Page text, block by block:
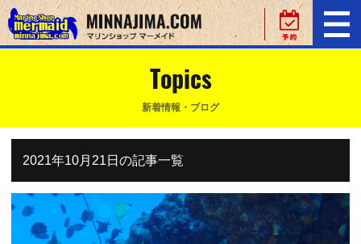
Topics
新着情報・ブログ
2021年10月21日の記事一覧